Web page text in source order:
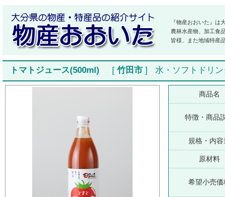
『物産おおいた』は
農林水産物、加工食
皆様、また地域特産
トマトジュース(500ml) [ 竹田市 ] 水・ソフトドリ
商品名
特徴・商品
規格・内容
原材料
希望小売価